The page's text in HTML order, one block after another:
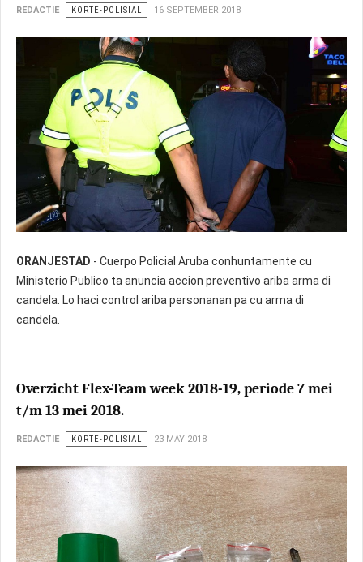
REDACTIE KORTE-POLISIAL 16 SEPTEMBER 2018
ORANJESTAD - Cuerpo Policial Aruba conhuntamente cu
Ministerio Publico ta anuncia accion preventivo ariba arma di
candela. Lo haci control ariba personanan pa cu arma di
candela.
Overzicht Flex-Team week 2018-19, periode 7 mei
t/m 13 mei 2018.
REDACTIE KORTE-POLISIAL 23 MAY 2018